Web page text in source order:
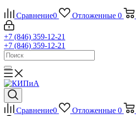
Сравнение0 Отложенные 0
+7 (846) 359-12-21
+7 (846) 359-12-21
Сравнение0 Отложенные 0